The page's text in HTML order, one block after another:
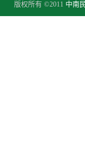
版权所有 ©2011 中南